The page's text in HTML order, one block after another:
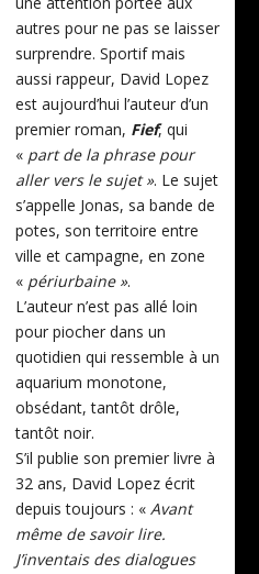
autres pour ne pas se laisser
surprendre. Sportif mais
aussi rappeur, David Lopez
est aujourd’hui l’auteur d’un
premier roman, Fief, qui
« part de la phrase pour
aller vers le sujet ». Le sujet
s’appelle Jonas, sa bande de
potes, son territoire entre
ville et campagne, en zone
« périurbaine ».
L’auteur n’est pas allé loin
pour piocher dans un
quotidien qui ressemble à un
aquarium monotone,
obsédant, tantôt drôle,
tantôt noir.
S’il publie son premier livre à
32 ans, David Lopez écrit
depuis toujours : « Avant
même de savoir lire.
J’inventais des dialogues